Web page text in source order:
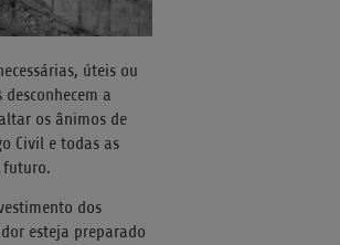
úteis ou
a
os ânimos de
Civil e todas as
futuro.
dos
esteja preparado